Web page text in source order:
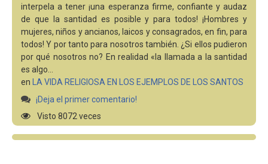
interpela a tener ¡una esperanza firme, confiante y audaz
de que la santidad es posible y para todos! ¡Hombres y
mujeres, niños y ancianos, laicos y consagrados, en fin, para
todos! Y por tanto para nosotros también. ¿Si ellos pudieron
por qué nosotros no? En realidad «la llamada a la santidad
es algo…
en
LA VIDA RELIGIOSA EN LOS EJEMPLOS DE LOS SANTOS
¡Deja el primer comentario!
Visto 8072 veces